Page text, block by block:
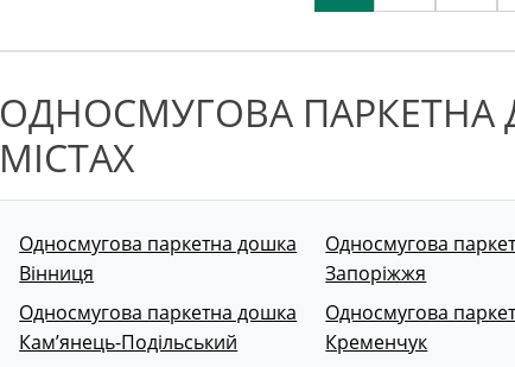
ОДНОСМУГОВА
МІСТАХ
Односмугова паркетна дошка
Вінниця
Односмугова
Запоріжжя
Односмугова паркетна дошка
Кам’янець-Подільський
Односмугова
Кременчук